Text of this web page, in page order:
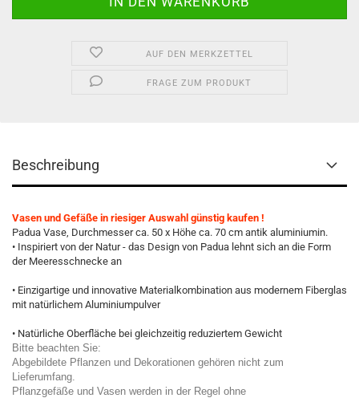
AUF DEN MERKZETTEL
FRAGE ZUM PRODUKT
Beschreibung
Vasen und Gefäße in riesiger Auswahl günstig kaufen !
Padua Vase, Durchmesser ca. 50 x Höhe ca. 70 cm antik aluminiumin.
• Inspiriert von der Natur - das Design von Padua lehnt sich an die Form
der Meeresschnecke an
• Einzigartige und innovative Materialkombination aus modernem Fiberglas
mit natürlichem Aluminiumpulver
• Natürliche Oberfläche bei gleichzeitig reduziertem Gewicht
Bitte beachten Sie:
Abgebildete Pflanzen und Dekorationen gehören nicht zum
Lieferumfang.
Pflanzgefäße und Vasen werden in der Regel ohne